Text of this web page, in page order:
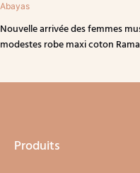
Nouvelle arrivée des femmes
modestes robe maxi coton
Produits